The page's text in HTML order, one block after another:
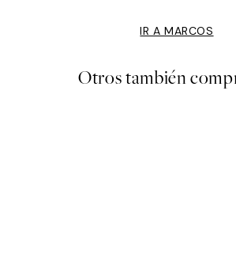
IR A MARCOS
Otros también